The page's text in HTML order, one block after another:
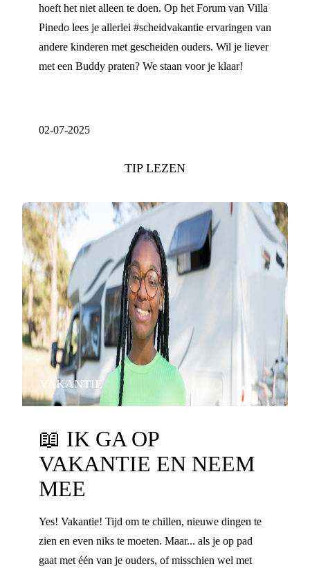
hoeft het niet alleen te doen. Op het Forum van Villa
Pinedo lees je allerlei #scheidvakantie ervaringen van
andere kinderen met gescheiden ouders. Wil je liever
met een Buddy praten? We staan voor je klaar!
02-07-2025
TIP LEZEN
VAKANTIE
📖 IK GA OP
VAKANTIE EN NEEM
MEE
Yes! Vakantie! Tijd om te chillen, nieuwe dingen te
zien en even niks te moeten. Maar... als je op pad
gaat met één van je ouders, of misschien wel met